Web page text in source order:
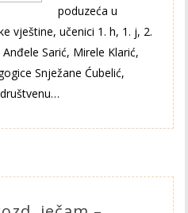
poduzeća u
vještine, učenici 1. h, 1. j, 2.
Sarić, Mirele Klarić,
Snježane Ćubelić,